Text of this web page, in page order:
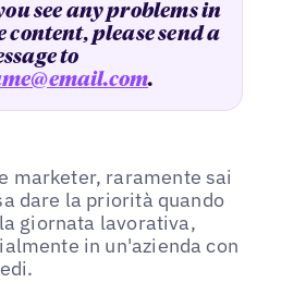
see any problems in
content, please send a
to
.
marketer, raramente sai
dare la priorità quando
giornata lavorativa,
in un'azienda con